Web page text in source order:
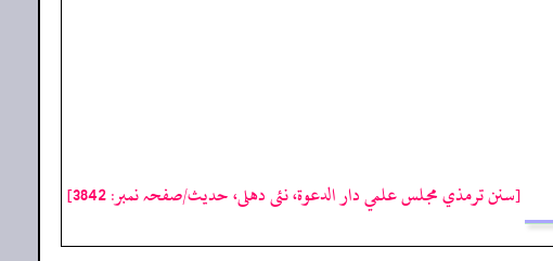
[سنن ترمذي مجلس علمي دار الدعوة، نئى دهلى، حدیث/صفحہ نمبر: 3842]